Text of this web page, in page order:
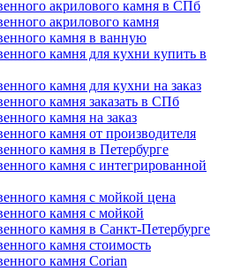
акрилового камня в СПб
акрилового камня
камня в ванную
камня для кухни купить в
камня для кухни на заказ
камня заказать в СПб
камня на заказ
камня от производителя
камня в Петербурге
камня с интегрированной
камня с мойкой цена
камня с мойкой
камня в Санкт-Петербурге
камня стоимость
камня Сorian